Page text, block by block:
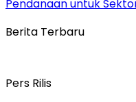
Pendanaan untuk
Berita Terbaru
Pers Rilis